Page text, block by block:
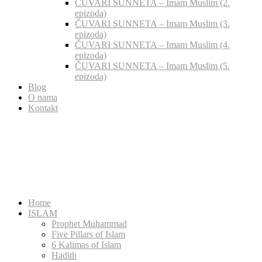
ČUVARI SUNNETA – Imam Muslim (2.
epizoda)
ČUVARI SUNNETA – Imam Muslim (3.
epizoda)
ČUVARI SUNNETA – Imam Muslim (4.
epizoda)
ČUVARI SUNNETA – Imam Muslim (5.
epizoda)
Blog
O nama
Kontakt
Home
ISLAM
Prophet Muhammad
Five Pillars of Islam
6 Kalimas of Islam
Hadith